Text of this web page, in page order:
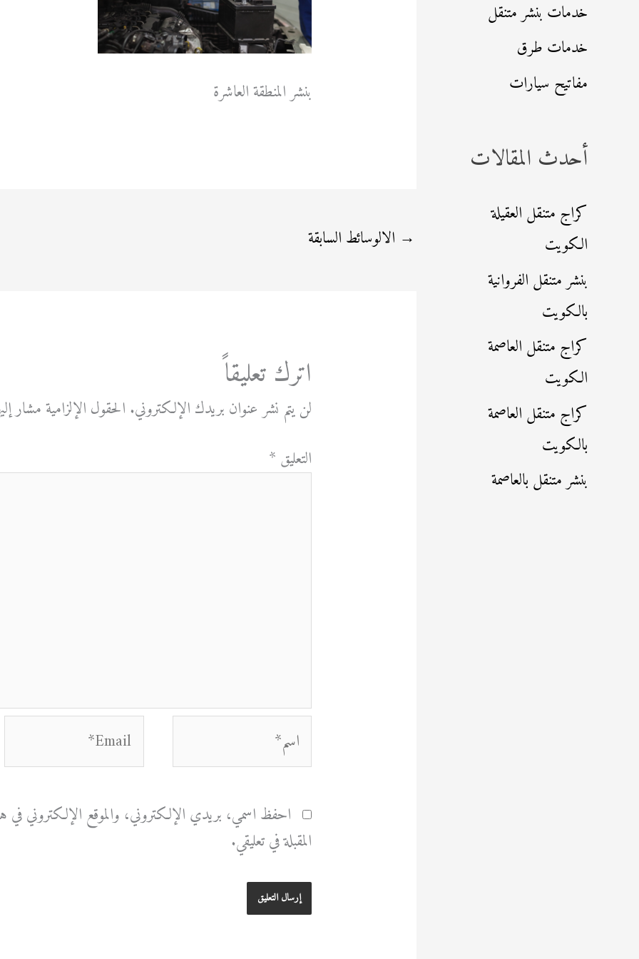
خدمات بنشر متنقل
خدمات طرق
مفاتيح سيارات
أحدث المقالات
كراج متنقل العقيلة
الكويت
بنشر متنقل الفروانية
بالكويت
كراج متنقل العاصمة
الكويت
كراج متنقل العاصمة
بالكويت
بنشر متنقل بالعاصمة
بنشر المنطقة العاشرة
→ الالوسائط السابقة
اترك تعليقاً
لن يتم نشر عنوان بريدك الإلكتروني. الحقول الإلزامية مشار
التعليق *
اسم* Email*
احفظ اسمي، بريدي الإلكتروني، والموقع الإلكتروني في
المقبلة في تعليقي.